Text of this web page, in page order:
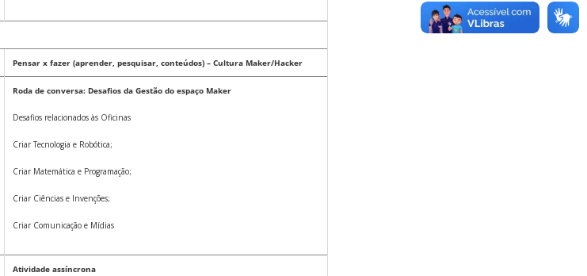
Pensar x fazer (aprender, pesquisar, conteúdos) – Cultura Maker/Hacker
Roda de conversa: Desafios da Gestão do espaço Maker
Desafios relacionados às Oficinas
Criar Tecnologia e Robótica;
Criar Matemática e Programação;
Criar Ciências e Invenções;
Criar Comunicação e Mídias
Atividade assíncrona